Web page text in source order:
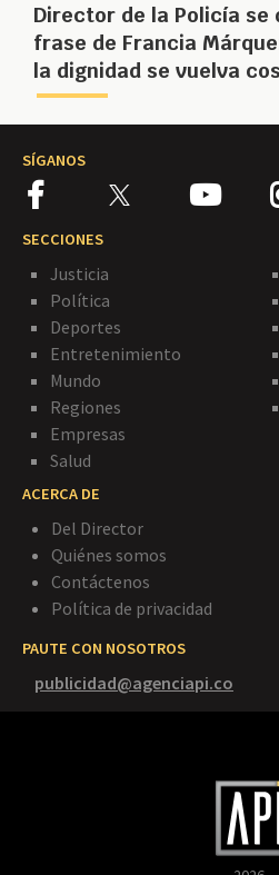
Director de la Policía se
frase de Francia
la dignidad se vuelva
SÍGANOS
SECCIONES
Justicia
Política
Deportes
Entretenimiento
Mundo
Regiones
Empresas
Salud
ACERCA DE
Del Director
Quiénes somos
Contáctenos
Política de privacidad
PAUTE CON NOSOTROS
publicidad@agenciapi.co